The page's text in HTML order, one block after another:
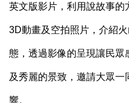
英文版影片，利用說故事
3D動畫及空拍照片，介紹
態，透過影像的呈現讓民
及秀麗的景致，邀請大眾一
響。